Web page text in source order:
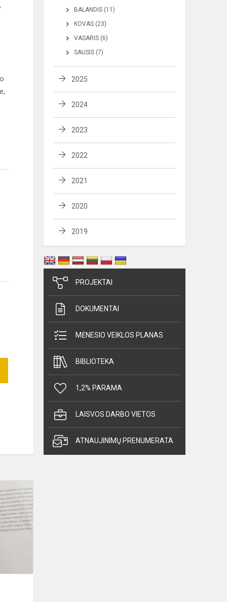
Siūlau
ir
Tau!”
BALANDIS (11)
KOVAS (23)
VASARIS (6)
SAUSIS (7)
2025
2024
2023
2022
2021
2020
2019
PROJEKTAI
DOKUMENTAI
MĖNESIO VEIKLOS PLANAS
BIBLIOTEKA
1,2% PARAMA
LAISVOS DARBO VIETOS
ATNAUJINIMŲ PRENUMERATA